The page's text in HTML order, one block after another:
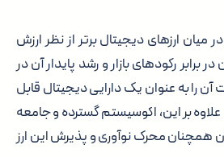
ارزهای دیجیتال برتر از نظر ارزش
در برابر رکودهای بازار و رشد پایدار آن در
را به عنوان یک دارایی دیجیتال قابل
بر این، اکوسیستم گسترده و جامعه
همچنان محرک نوآوری و پذیرش این ارز